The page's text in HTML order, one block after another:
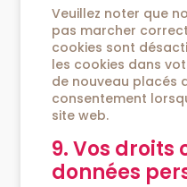
Veuillez noter que
pas marcher
cookies sont
les cookies dans
de nouveau placés
consentement
site web.
9. Vos droits
données